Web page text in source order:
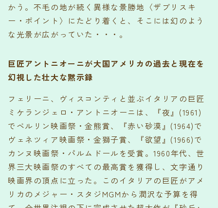
かう。不毛の地が続く異様な景勝地〈ザブリスキ
ー・ポイント〉にたどり着くと、そこには幻のよう
な光景が広がっていた・・・。
巨匠アントニオーニが大国アメリカの過去と現在を
幻視した壮大な黙示録
フェリーニ、ヴィスコンティと並ぶイタリアの巨匠
ミケランジェロ・アントニオーニは、『夜』(1961)
でベルリン映画祭・金熊賞、『赤い砂漠』(1964)で
ヴェネツィア映画祭・金獅子賞、『欲望』(1966)で
カンヌ映画祭・パルムドールを受賞。1960年代、世
界三大映画祭のすべての最高賞を獲得し、文字通り
映画界の頂点に立った。このイタリアの巨匠がアメ
リカのメジャー・スタジMGMから潤沢な予算を得